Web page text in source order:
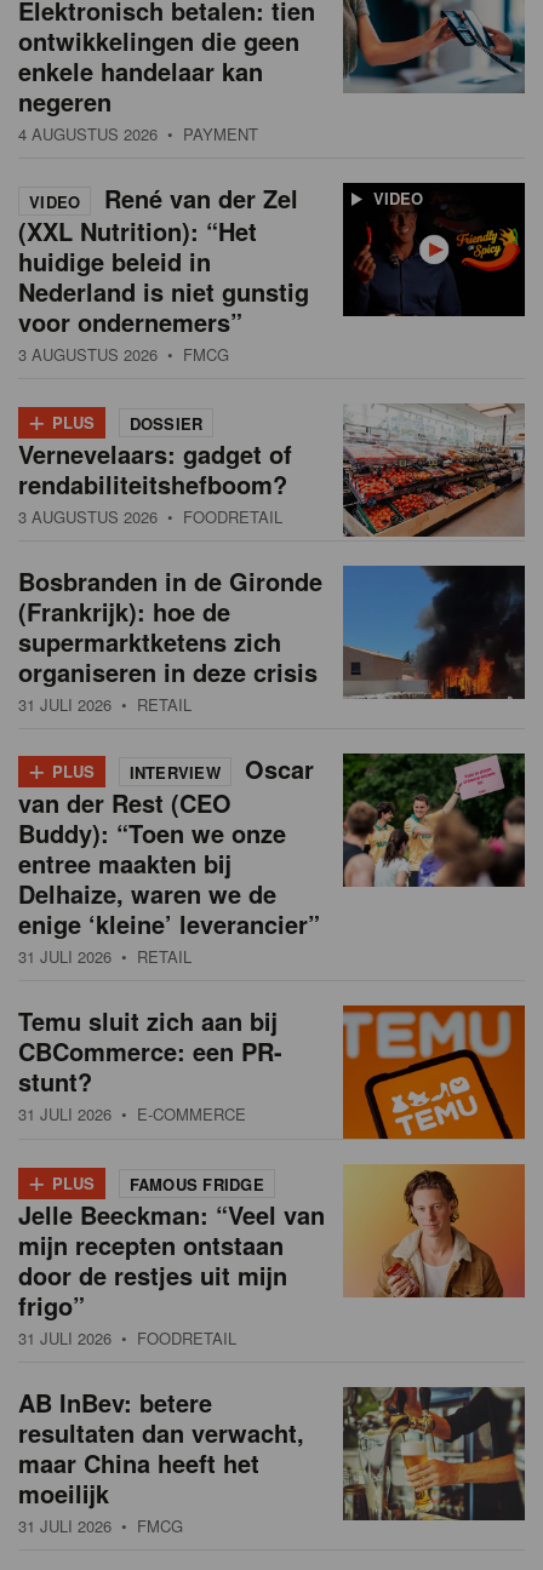
Elektronisch betalen: tien
ontwikkelingen die geen
enkele handelaar kan
negeren
4 AUGUSTUS 2026 • PAYMENT
VIDEO
VIDEO
René van der Zel
(XXL Nutrition): “Het
huidige beleid in
Nederland is niet gunstig
voor ondernemers”
3 AUGUSTUS 2026 • FMCG
+ PLUS DOSSIER
Vernevelaars: gadget of
rendabiliteitshefboom?
3 AUGUSTUS 2026 • FOODRETAIL
Bosbranden in de Gironde
(Frankrijk): hoe de
supermarktketens zich
organiseren in deze crisis
31 JULI 2026 • RETAIL
+ PLUS INTERVIEW
Oscar
van der Rest (CEO
Buddy): “Toen we onze
entree maakten bij
Delhaize, waren we de
enige ‘kleine’ leverancier”
31 JULI 2026 • RETAIL
Temu sluit zich aan bij
CBCommerce: een PR-
stunt?
31 JULI 2026 • E-COMMERCE
+ PLUS FAMOUS FRIDGE
Jelle Beeckman: “Veel van
mijn recepten ontstaan
door de restjes uit mijn
frigo”
31 JULI 2026 • FOODRETAIL
AB InBev: betere
resultaten dan verwacht,
maar China heeft het
moeilijk
31 JULI 2026 • FMCG